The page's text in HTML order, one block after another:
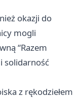
okazji do
mogli
“Razem
solidarność
z rękodziełem